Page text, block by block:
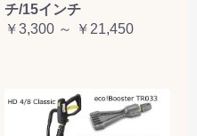
チ/15インチ
￥3,300 ～ ￥21,450